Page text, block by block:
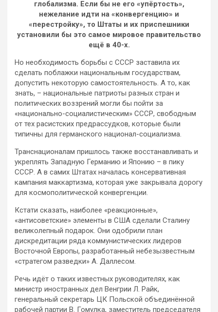
глобализма. Если бы не его «упёртость»,
нежелание идти на «конвергенцию» и
«перестройку», то Штаты и их приспешники
установили бы это самое мировое правительство
ещё в 40-х.
Но необходимость борьбы с СССР заставила их
сделать поблажки национальным государствам,
допустить некоторую самостоятельность. А то, как
знать, – национальные патриоты разных стран и
политических воззрений могли бы пойти за
«национально-социалистическим» СССР, свободным
от тех расистских предрассудков, которые были
типичны для германского национал-социализма.
Транснационалам пришлось также восстанавливать и
укреплять Западную Германию и Японию – в пику
СССР. А в самих Штатах началась консервативная
кампания маккартизма, которая уже закрывала дорогу
для космополитической конвергенции.
Кстати сказать, наиболее «реакционные»,
«антисоветские» элементы в США сделали Сталину
великолепный подарок. Они одобрили план
дискредитации ряда коммунистических лидеров
Восточной Европы, разработанный небезызвестным
«стратегом разведки» А. Даллесом.
Речь идёт о таких известных руководителях, как
министр иностранных дел Венгрии Л. Райк,
генеральный секретарь ЦК Польской объединённой
рабочей партии В. Гомулка, заместитель председателя